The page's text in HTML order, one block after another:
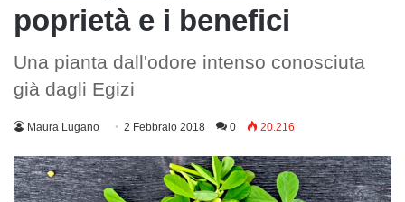
poprietà e i benefici
Una pianta dall'odore intenso conosciuta
già dagli Egizi
Maura Lugano 2 Febbraio 2018 0 20.216